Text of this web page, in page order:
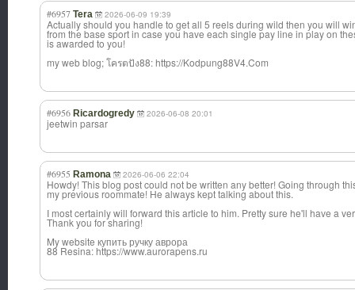
#6957 Tera 2026-06-09 19:39
Actually should you handle to get all 5 reels during wild then you will
from the base sport in case you have each single pay line in play on
is awarded to you!
my web blog; โครตปัง88: https://Kodpung88V4.Com
#6956 Ricardogredy 2026-06-08 20:01
jeetwin parsar
#6955 Ramona 2026-06-06 22:04
Howdy! This blog post could not be written any better! Going through
my previous roommate! He always kept talking about this.
I most certainly will forward this article to him. Pretty sure he'll have a
Thank you for sharing!
My website купить ручку аврора
88 Resina: https://www.aurorapens.ru